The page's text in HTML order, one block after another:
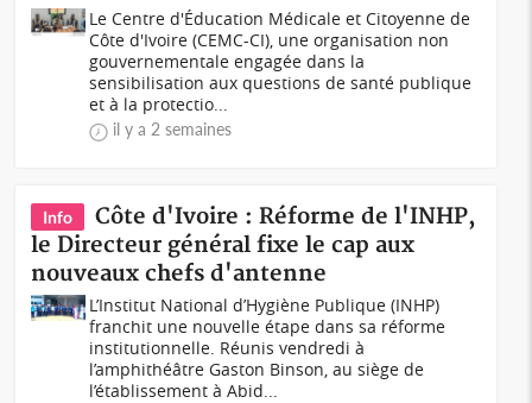
Le Centre d'Éducation Médicale et Citoyenne de
Côte d'Ivoire (CEMC-CI), une organisation non
gouvernementale engagée dans la
sensibilisation aux questions de santé publique
et à la protectio...
il y a 2 semaines
Info
Côte d'Ivoire : Réforme de l'INHP,
le Directeur général fixe le cap aux
nouveaux chefs d'antenne
L’Institut National d’Hygiène Publique (INHP)
franchit une nouvelle étape dans sa réforme
institutionnelle. Réunis vendredi à
l’amphithéâtre Gaston Binson, au siège de
l’établissement à Abid...